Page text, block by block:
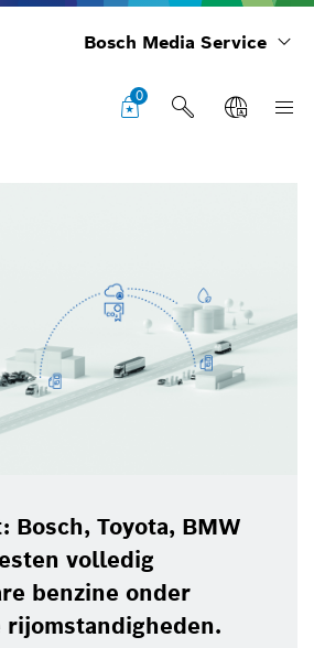
Bosch Media Service
0
Bosch, Toyota, BMW
volledig
benzine onder